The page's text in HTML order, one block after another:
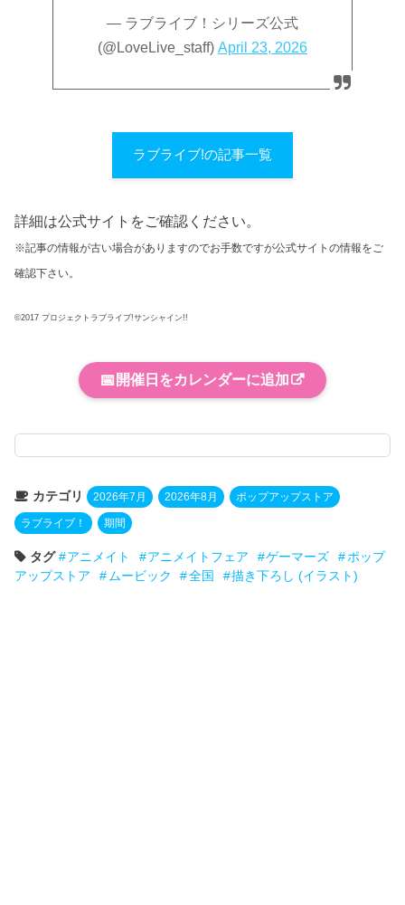
— ラブライブ！シリーズ公式
(@LoveLive_staff) April 23, 2026
ラブライブ!の記事一覧
詳細は公式サイトをご確認ください。
※記事の情報が古い場合がありますのでお手数ですが公式サイトの情報をご
確認下さい。
©2017 プロジェクトラブライブ!サンシャイン!!
📅 開催日をカレンダーに追加
カテゴリ 2026年7月 2026年8月 ポップアップストア
ラブライブ！ 期間
タグ アニメイト アニメイトフェア ゲーマーズ
ポップ
アップストア
ムービック 全国 描き下ろし (イラスト)